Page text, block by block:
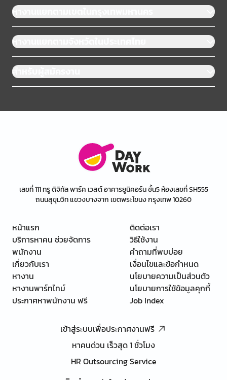
หางานแยกตามเขตในกรุงเทพมหานคร
หางานแยกตามจังหวัดในประเทศไทย
สำหรับผู้สมัครงาน
เลขที่ 111 ทรู ดิจิทัล พาร์ค เวสต์ อาคารยูนิคอร์น ชั้น5 ห้องเลขที่ SH555
ถนนสุขุมวิท แขวงบางจาก เขตพระโขนง กรุงเทพ 10260
หน้าแรก
บริการหาคน ช่วยจัดการ
พนักงาน
เกี่ยวกับเรา
หางาน
หางานพาร์ทไทม์
ประกาศหาพนักงาน ฟรี
ติดต่อเรา
วิธีใช้งาน
คำถามที่พบบ่อย
เงื่อนไขและข้อกำหนด
นโยบายความเป็นส่วนตัว
นโยบายการใช้ข้อมูลคุกกี้
Job Index
เข้าสู่ระบบเพื่อประกาศงานฟรี
หาคนด่วน เร็วสุด 1 ชั่วโมง
HR Outsourcing Service